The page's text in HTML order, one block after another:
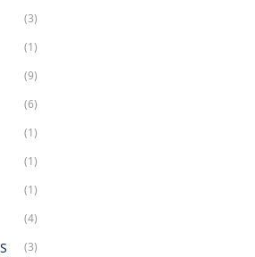
(3)
(1)
(9)
(6)
(1)
(1)
(1)
(4)
(3)